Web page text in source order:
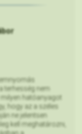
terhesség nem
hatóanyagot
hogy az a széles
ne jelentsen
kell meghatározni,